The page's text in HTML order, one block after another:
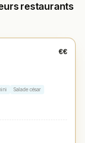
restaurants
€€
Salade césar